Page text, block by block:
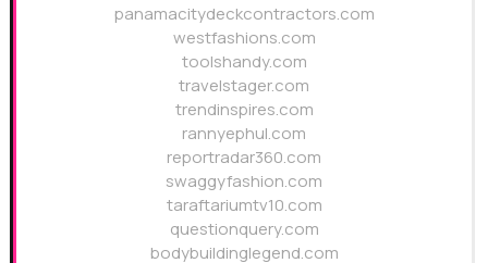
panamacitydeckcontractors.com
westfashions.com
toolshandy.com
travelstager.com
trendinspires.com
rannyephul.com
reportradar360.com
swaggyfashion.com
taraftariumtv10.com
questionquery.com
bodybuildinglegend.com